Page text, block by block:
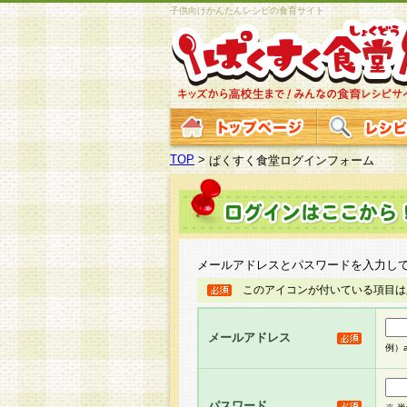
子供向けかんたんレシピの食育サイト
TOP >ぱくすく食堂ログインフォーム
メールアドレスとパスワードを入力し
このアイコンが付いている項目
メールアドレス
例）